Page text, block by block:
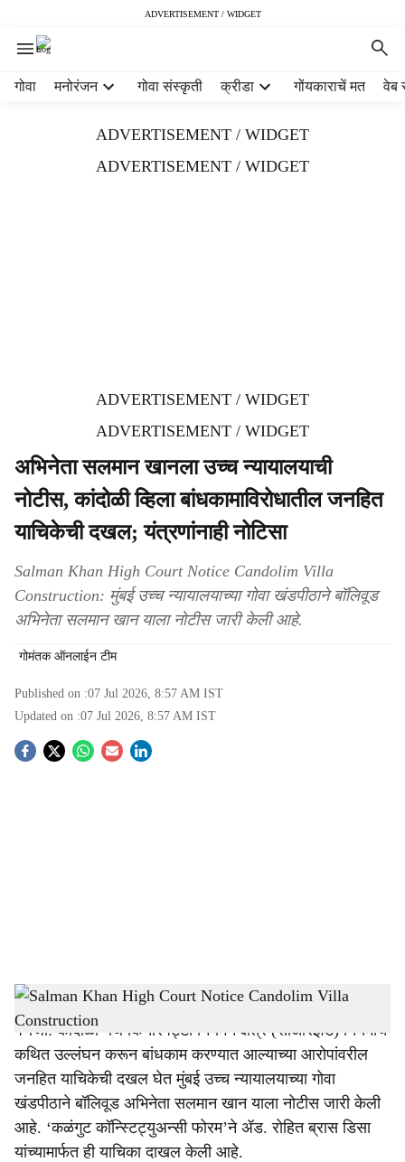
ADVERTISEMENT / WIDGET
गोवा मनोरंजन गोवा संस्कृती क्रीडा गोंयकाराचें मत वेब
ADVERTISEMENT / WIDGET
ADVERTISEMENT / WIDGET
ADVERTISEMENT / WIDGET
ADVERTISEMENT / WIDGET
अभिनेता सलमान खानला उच्च न्यायालयाची
नोटीस, कांदोळी व्हिला बांधकामाविरोधातील जनहित
याचिकेची दखल; यंत्रणांनाही नोटिसा
Salman Khan High Court Notice Candolim Villa
Construction: मुंबई उच्च न्यायालयाच्या गोवा खंडपीठाने बॉलिवूड
अभिनेता सलमान खान याला नोटीस जारी केली आहे.
गोमंतक ऑनलाईन टीम
Published on :07 Jul 2026, 8:57 AM IST
Updated on :07 Jul 2026, 8:57 AM IST
S
h
a
r
e
Salman Khan High Court Notice Candolim Villa Construction- Dainik Gomantak
पणजी: कांदोळी येथे किनारपट्टी नियमन क्षेत्र (सीआरझेड) नियमांचे
कथित उल्लंघन करून बांधकाम करण्यात आल्याच्या आरोपांवरील
जनहित याचिकेची दखल घेत मुंबई उच्च न्यायालयाच्या गोवा
खंडपीठाने बॉलिवूड अभिनेता सलमान खान याला नोटीस जारी केली
आहे. ‘कळंगुट कॉन्स्टिट्युअन्सी फोरम’ने ॲड. रोहित ब्रास डिसा
यांच्यामार्फत ही याचिका दाखल केली आहे.